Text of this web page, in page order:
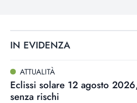
IN EVIDENZA
ATTUALITÀ
Eclissi solare 12 agosto
senza rischi